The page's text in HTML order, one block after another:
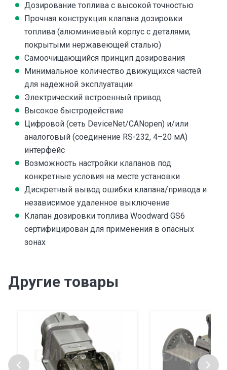
Дозирование топлива с высокой точностью
Прочная конструкция клапана дозировки
топлива (алюминиевый корпус с деталями,
покрытыми нержавеющей сталью)
Самоочищающийся принцип дозирования
Минимальное количество движущихся частей
для надежной эксплуатации
Электрический встроенный привод
Высокое быстродействие
Цифровой (сеть DeviceNet/CANopen) и/или
аналоговый (соединение RS-232, 4–20 мА)
интерфейс
Возможность настройки клапанов под
конкретные условия на месте установки
Дискретный вывод ошибки клапана/привода и
независимое удаленное выключение
Клапан дозировки топлива Woodward GS6
сертифицирован для применения в опасных
зонах
Другие товары